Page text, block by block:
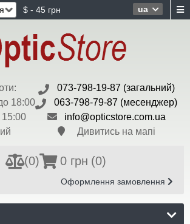
ua
$ - 45 грн
18:00
073-798-19-87 (загальний)
063-798-79-87 (месенджер)
info@opticstore.com.ua
Дивитись на мапі
(0) 0 грн (0)
Оформлення замовлення